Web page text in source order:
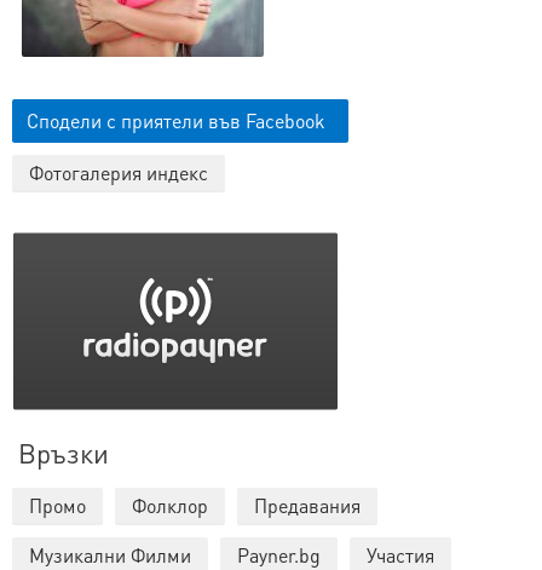
Сподели с приятели във Facebook
Фотогалерия индекс
Връзки
Промо Фолклор
Предавания
Музикални Филми
Payner.bg Участия